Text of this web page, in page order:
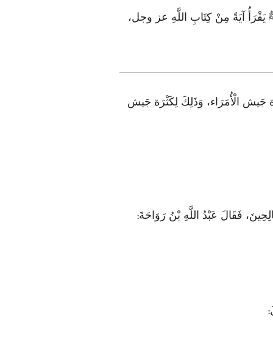
يَقْرَأُ آيَةً مِنْ كِتَابِ اللَّهِ عز وجل،
جَيش الْأُمَرَاء، وَذَلِكَ لِكَثْرَة جَيش
فَقَالَ عَبْدُ اللَّهِ بْنُ رَوَاحَةَ:
: